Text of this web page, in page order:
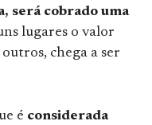
será cobrado uma
lugares o valor
chega a ser
é considerada